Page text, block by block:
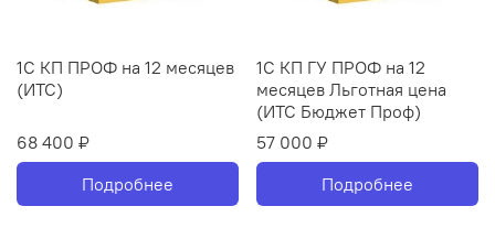
1С КП ПРОФ на 12 месяцев
(ИТС)
68 400 ₽
Подробнее
1С КП ГУ ПРОФ на 12
месяцев Льготная цена
(ИТС Бюджет Проф)
57 000 ₽
Подробнее